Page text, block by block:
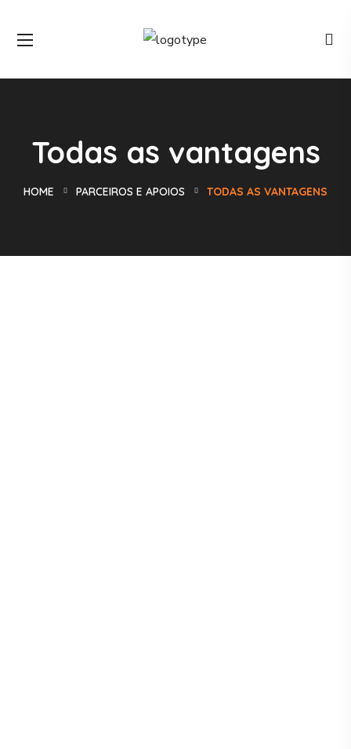
Todas as vantagens
HOME PARCEIROS E APOIOS TODAS AS VANTAGENS